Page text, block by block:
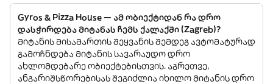
Gyros & Pizza House — ამ ობიექტიდან რა დრო
დასჭირდება მიტანას ჩემს ქალაქში (Zagreb)?
მიტანის მისამართის შეყვანის შემდეგ ავტომატურად
გამოჩნდება მიტანის სავარაუდო დრო
ახლომდებარე ობიექტებისთვის. აგრეთვე,
ანგარიშსწორებისას შეგიძლია იხილო მიტანის დრო